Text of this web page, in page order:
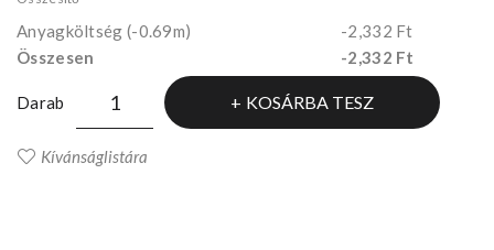
Anyagköltség (-0.69m)
-2,332 Ft
Összesen
-2,332 Ft
Darab KOSÁRBA TESZ
Kívánságlistára